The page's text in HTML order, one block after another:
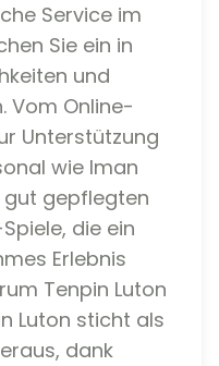
Service im
Sie ein in
und
Vom Online-
Unterstützung
wie Iman
gepflegten
die ein
Erlebnis
Tenpin Luton
Luton sticht als
dank